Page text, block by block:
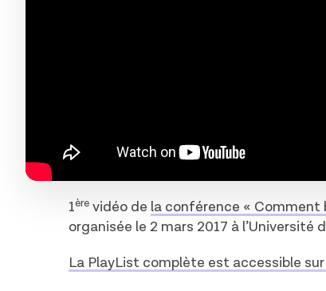
1ère vidéo de la conférence « Comment
organisée le 2 mars 2017 à l’Université
La PlayList complète est accessible sur